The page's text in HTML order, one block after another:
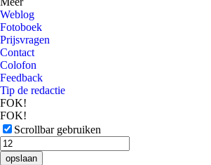
Weblog
Fotoboek
Prijsvragen
Contact
Colofon
Feedback
Tip de redactie
FOK!
FOK!
Scrollbar gebruiken
opslaan